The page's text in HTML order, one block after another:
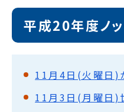
平成20年度ノ